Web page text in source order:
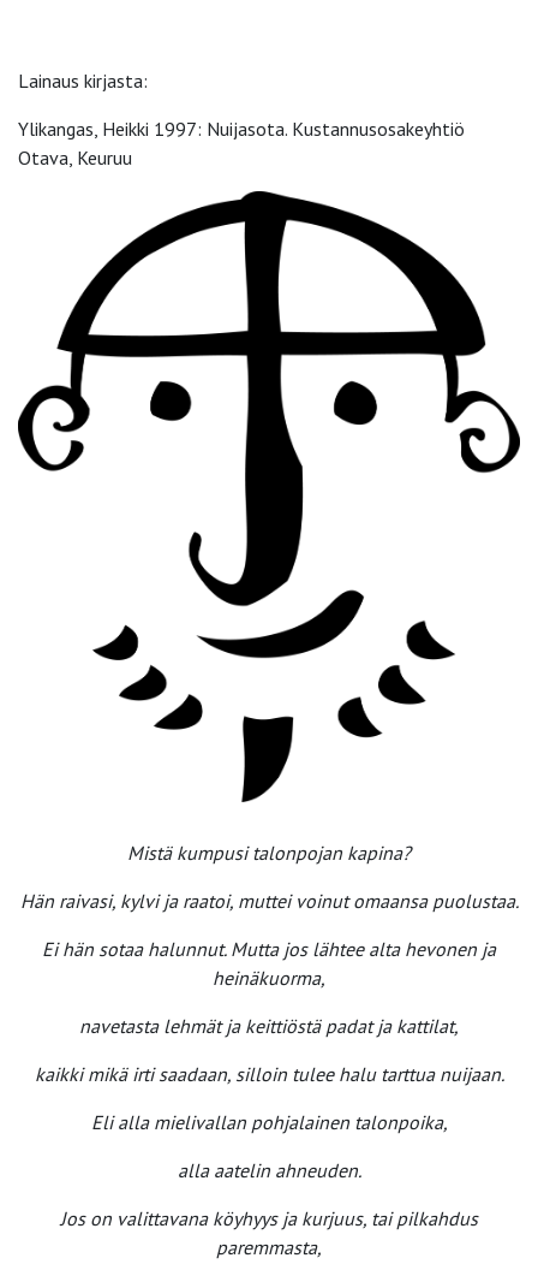
Lainaus kirjasta:
Ylikangas, Heikki 1997: Nuijasota. Kustannusosakeyhtiö
Otava, Keuruu
Mistä kumpusi talonpojan kapina?
Hän raivasi, kylvi ja raatoi, muttei voinut omaansa puolustaa.
Ei hän sotaa halunnut. Mutta jos lähtee alta hevonen ja
heinäkuorma,
navetasta lehmät ja keittiöstä padat ja kattilat,
kaikki mikä irti saadaan, silloin tulee halu tarttua nuijaan.
Eli alla mielivallan pohjalainen talonpoika,
alla aatelin ahneuden.
Jos on valittavana köyhyys ja kurjuus, tai pilkahdus
paremmasta,